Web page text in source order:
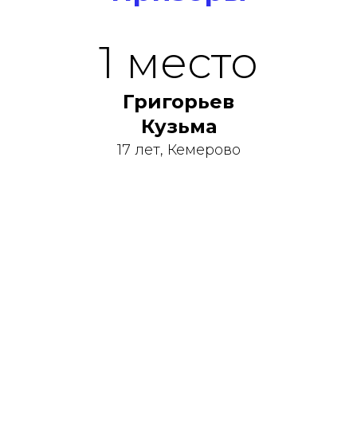
Григорьев
Кузьма
17 лет, Кемерово
1 место